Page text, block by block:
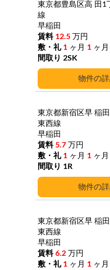
東京都豊島区高 田1
線
早稲田
12.5 万円
1 ヶ月 1 ヶ月
2SK
東京都新宿区早 稲
東西線
早稲田
5.7 万円
1 ヶ月 1 ヶ月
1R
東京都新宿区早 稲
東西線
早稲田
6.2 万円
1 ヶ月 1 ヶ月